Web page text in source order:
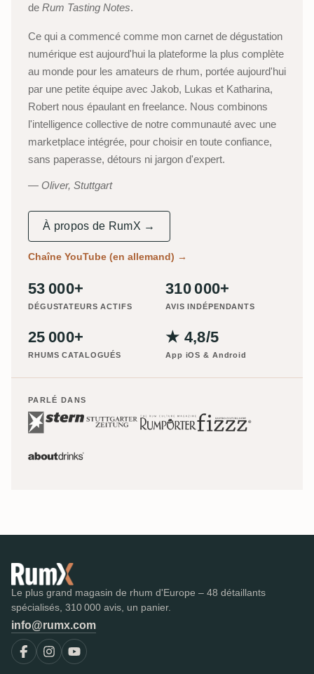
de Rum Tasting Notes.
Ce qui a commencé comme mon carnet de dégustation
numérique est aujourd'hui la plateforme la plus complète
au monde pour les amateurs de rhum, portée aujourd'hui
par une petite équipe avec Jakob, Lukas et Katharina,
Robert nous épaulant en freelance. Nous combinons
l'intelligence collective de notre communauté avec une
marketplace intégrée, pour choisir en toute confiance,
sans paperasse, détours ni jargon d'expert.
Oliver, Stuttgart
À propos de RumX →
Chaîne YouTube (en allemand) →
53 000+
DÉGUSTATEURS ACTIFS
310 000+
AVIS INDÉPENDANTS
25 000+
RHUMS CATALOGUÉS
★ 4,8/5
App iOS & Android
PARLÉ DANS
Le plus grand magasin de rhum d'Europe – 48 détaillants
spécialisés, 310 000 avis, un panier.
info@rumx.com